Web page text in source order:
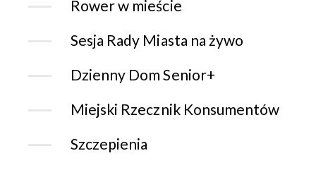
Rower w mieście
Sesja Rady Miasta na żywo
Dzienny Dom Senior+
Miejski Rzecznik Konsumentów
Szczepienia